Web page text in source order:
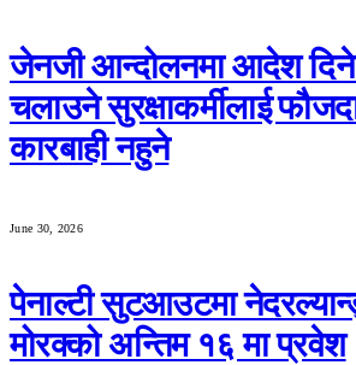
जेनजी आन्दोलनमा आदेश दिने
चलाउने सुरक्षाकर्मीलाई
कारबाही नहुने
June 30, 2026
पेनाल्टी सुटआउटमा
मोरक्को अन्तिम १६ मा प्रवेश